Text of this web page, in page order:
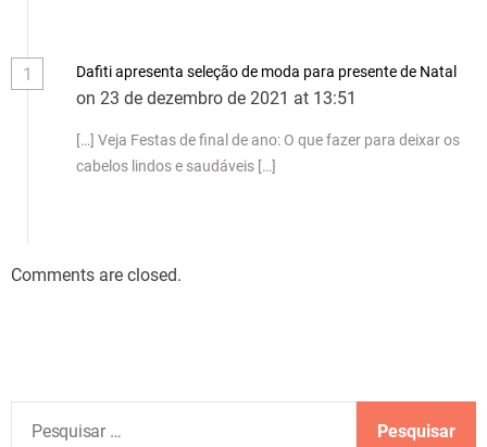
1 Dafiti apresenta seleção de moda para presente de Natal
on 23 de dezembro de 2021 at 13:51
[…] Veja Festas de final de ano: O que fazer para deixar os
cabelos lindos e saudáveis […]
Comments are closed.